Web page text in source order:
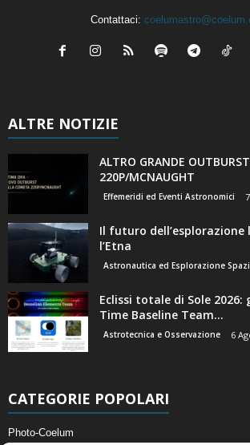
Contattaci:
ALTRE NOTIZIE
ALTRO GRANDE
220P/MCNAUGHT
Effemeridi ed Eventi Astronomici
Il futuro dell’esplorazione
l’Etna
Astronautica ed Esplorazione
Eclissi totale di Sole
Time Baseline Team...
Astrotecnica e Osservazione 6
CATEGORIE POPOLARI
Photo-Coelum